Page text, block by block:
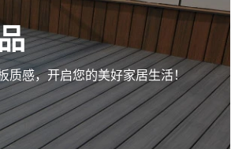
质感，开启您的美好家居生活！